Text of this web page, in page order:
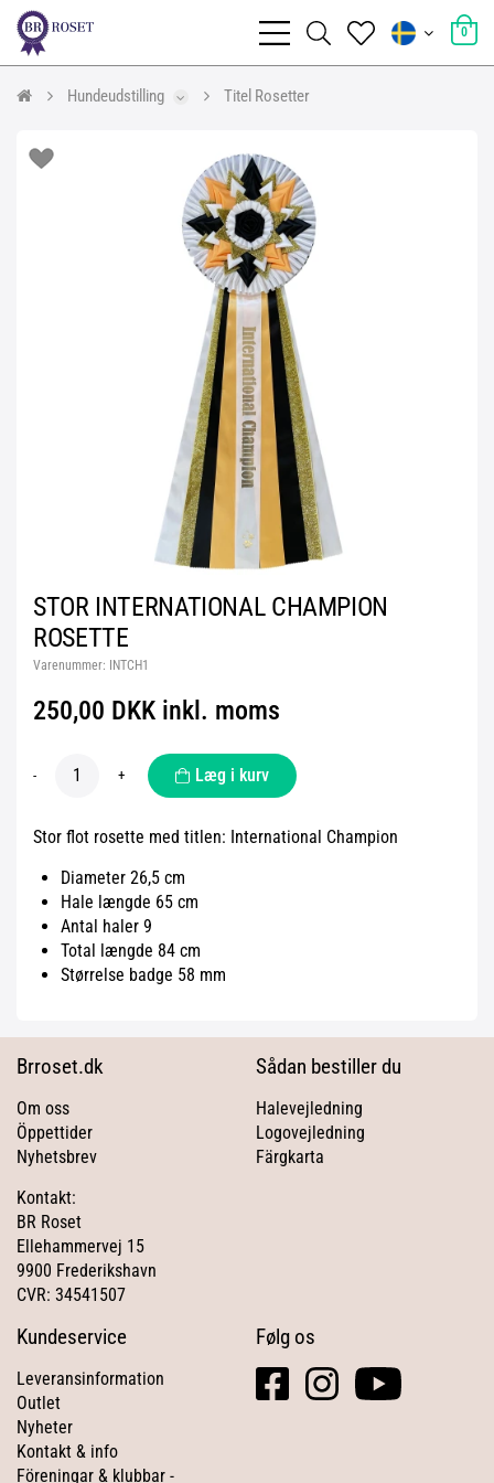
0
Hundeudstilling Titel Rosetter
STOR INTERNATIONAL CHAMPION
ROSETTE
Varenummer: INTCH1
250,00 DKK inkl. moms
- + Læg i kurv
Stor flot rosette med titlen: International Champion
Diameter 26,5 cm
Hale længde 65 cm
Antal haler 9
Total længde 84 cm
Størrelse badge 58 mm
Brroset.dk
Om oss
Öppettider
Nyhetsbrev
Kontakt:
BR Roset
Ellehammervej 15
9900 Frederikshavn
CVR: 34541507
Sådan bestiller du
Halevejledning
Logovejledning
Färgkarta
Kundeservice
Leveransinformation
Outlet
Nyheter
Kontakt & info
Föreningar & klubbar -
Følg os
facebook
square
instagramyoutube